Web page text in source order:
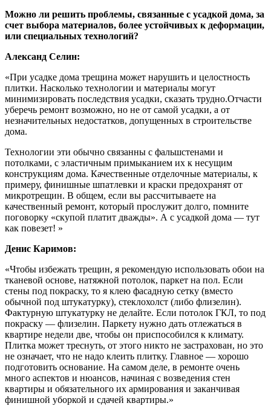
Можно ли решить проблемы, связанные с усадкой дома, за
счет выбора материалов, более устойчивых к деформации,
или специальных технологий?
Александ Селин:
«При усадке дома трещина может нарушить и целостность
плитки. Насколько технологии и материалы могут
минимизировать последствия усадки, сказать трудно.Отчасти
уберечь ремонт возможно, но не от самой усадки, а от
незначительных недостатков, допущенных в строительстве
дома.
Технологии эти обычно связанны с фальшстенами и
потолками, с эластичным примыканием их к несущим
конструкциям дома. Качественные отделочные материалы, к
примеру, финишные шпатлевки и краски предохранят от
микротрещин. В общем, если вы рассчитываете на
качественный ремонт, который прослужит долго, помните
поговорку «скупой платит дважды». А с усадкой дома — тут
как повезет! »
Денис Каримов:
«Чтобы избежать трещин, я рекомендую использовать обои на
тканевой основе, натяжной потолок, паркет на пол. Если
стены под покраску, то я клею фасадную сетку (вместо
обычной под штукатурку), стеклохолст (либо флизелин).
Фактурную штукатурку не делайте. Если потолок ГКЛ, то под
покраску — флизелин. Паркету нужно дать отлежаться в
квартире недели две, чтобы он приспособился к климату.
Плитка может треснуть, от этого никто не застрахован, но это
не означает, что не надо клеить плитку. Главное — хорошо
подготовить основание. На самом деле, в ремонте очень
много аспектов и нюансов, начиная с возведения стен
квартиры и обязательного их армирования и заканчивая
финишной уборкой и сдачей квартиры.»